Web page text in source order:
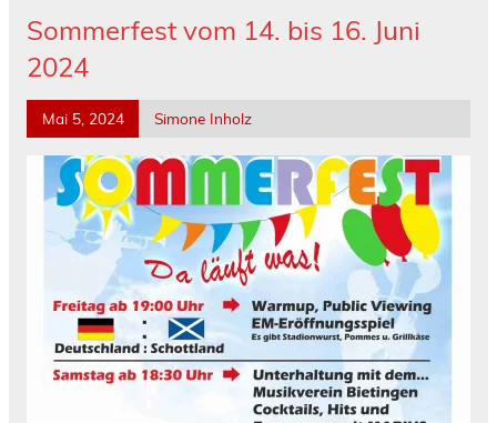
Sommerfest vom 14. bis 16. Juni
2024
Mai 5, 2024 Simone Inholz